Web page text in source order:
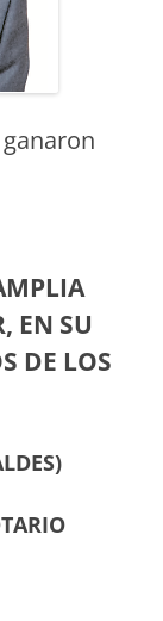
EN SU
DE LOS